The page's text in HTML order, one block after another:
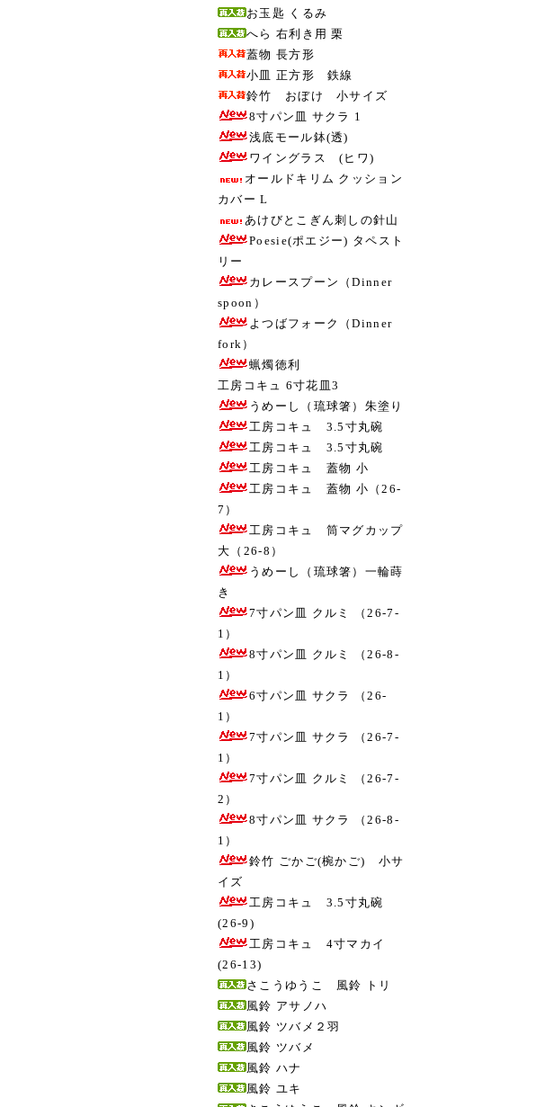
お玉匙 くるみ
へら 右利き用 栗
蓋物 長方形
小皿 正方形 鉄線
鈴竹 おぼけ 小サイズ
8寸パン皿 サクラ 1
浅底モール鉢(透)
ワイングラス (ヒワ)
オールドキリム クッション
カバー L
あけびとこぎん刺しの針山
Poesie(ポエジー) タペスト
リー
カレースプーン（Dinner
spoon）
よつばフォーク（Dinner
fork）
蝋燭徳利
工房コキュ 6寸花皿3
うめーし（琉球箸）朱塗り
工房コキュ 3.5寸丸碗
工房コキュ 3.5寸丸碗
工房コキュ 蓋物 小
工房コキュ 蓋物 小（26-
7）
工房コキュ 筒マグカップ
大（26-8）
うめーし（琉球箸）一輪蒔
き
7寸パン皿 クルミ （26-7-
1）
8寸パン皿 クルミ （26-8-
1）
6寸パン皿 サクラ （26-
1）
7寸パン皿 サクラ （26-7-
1）
7寸パン皿 クルミ （26-7-
2）
8寸パン皿 サクラ （26-8-
1）
鈴竹 ごかご(椀かご) 小サ
イズ
工房コキュ 3.5寸丸碗
(26-9)
工房コキュ 4寸マカイ
(26-13)
さこうゆうこ 風鈴 トリ
風鈴 アサノハ
風鈴 ツバメ２羽
風鈴 ツバメ
風鈴 ハナ
風鈴 ユキ